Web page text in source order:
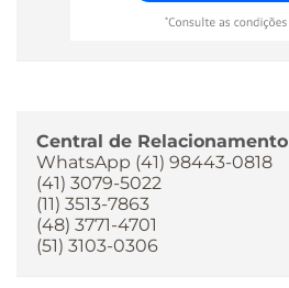
Central de Relacionamento
WhatsApp (41) 98443-0818
(41) 3079-5022
(11) 3513-7863
(48) 3771-4701
(51) 3103-0306